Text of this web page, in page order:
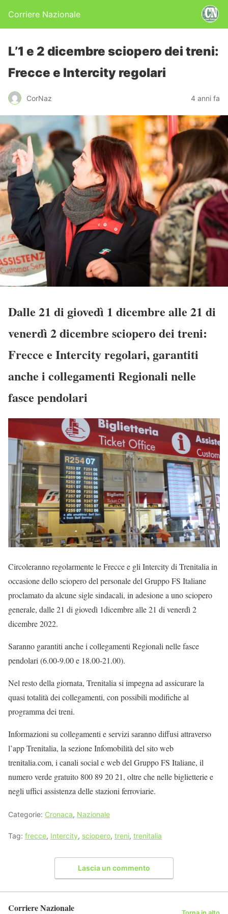
Corriere Nazionale
L’1 e 2 dicembre sciopero dei treni:
Frecce e Intercity regolari
CorNaz 4 anni fa
Dalle 21 di giovedì 1 dicembre alle 21 di
venerdì 2 dicembre sciopero dei treni:
Frecce e Intercity regolari, garantiti
anche i collegamenti Regionali nelle
fasce pendolari
Circoleranno regolarmente le Frecce e gli Intercity di Trenitalia in
occasione dello sciopero del personale del Gruppo FS Italiane
proclamato da alcune sigle sindacali, in adesione a uno sciopero
generale, dalle 21 di giovedì 1dicembre alle 21 di venerdì 2
dicembre 2022.
Saranno garantiti anche i collegamenti Regionali nelle fasce
pendolari (6.00-9.00 e 18.00-21.00).
Nel resto della giornata, Trenitalia si impegna ad assicurare la
quasi totalità dei collegamenti, con possibili modifiche al
programma dei treni.
Informazioni su collegamenti e servizi saranno diffusi attraverso
l’app Trenitalia, la sezione Infomobilità del sito web
trenitalia.com, i canali social e web del Gruppo FS Italiane, il
numero verde gratuito 800 89 20 21, oltre che nelle biglietterie e
negli uffici assistenza delle stazioni ferroviarie.
Categorie: Cronaca, Nazionale
Tag: frecce, Intercity, sciopero, treni, trenitalia
Lascia un commento
Corriere Nazionale